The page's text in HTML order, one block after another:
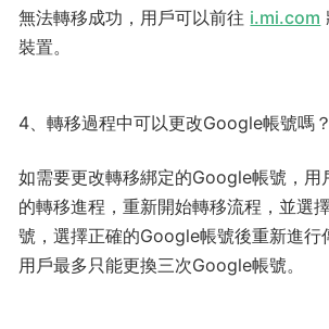
無法轉移成功，用戶可以前往 i.mi.com
裝置。
4、轉移過程中可以更改Google帳號嗎？
如需要更改轉移綁定的Google帳號，用
的轉移進程，重新開始轉移流程，並選
號，選擇正確的Google帳號後重新進行
用戶最多只能更換三次Google帳號。